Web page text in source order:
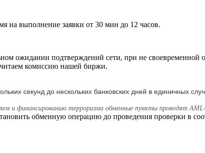
на выполнение заявки от 30 мин до 12 часов.
ожидании подтверждений сети, при не своевременной
комиссию нашей биржи.
секунд до нескольких банковских дней в единичных
и финансированию терроризма обменные пункты проводят
обменную операцию до проведения проверки в